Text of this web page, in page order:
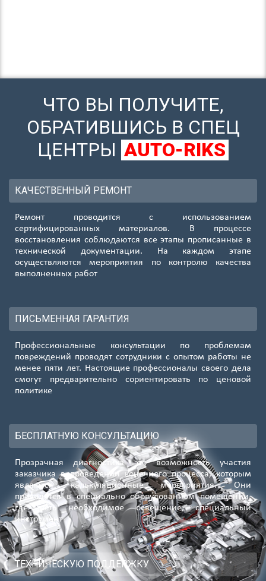
ЧТО ВЫ ПОЛУЧИТЕ,
ОБРАТИВШИСЬ В СПЕЦ
ЦЕНТРЫ AUTO-RIKS
КАЧЕСТВЕННЫЙ РЕМОНТ
Ремонт проводится с использованием
сертифицированных материалов. В процессе
восстановления соблюдаются все этапы прописанные в
технической документации. На каждом этапе
осуществляются мероприятия по контролю качества
выполненных работ
ПИСЬМЕННАЯ ГАРАНТИЯ
Профессиональные консультации по проблемам
повреждений проводят сотрудники с опытом работы не
менее пяти лет. Настоящие профессионалы своего дела
смогут предварительно сориентировать по ценовой
политике
БЕСПЛАТНУЮ КОНСУЛЬТАЦИЮ
Прозрачная диагностика это возможность участия
заказчика в проведении конечного процесса, которым
являются калькуляционные мероприятия. Они
проводятся в специально оборудованном помещении,
где есть необходимое освещение, специальный
инструмент
ТЕХНИЧЕСКУЮ ПОДДЕРЖКУ